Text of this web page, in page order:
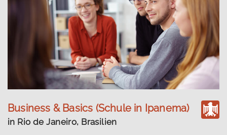
Business & Basics (Schule in Ipanema)
in Rio de Janeiro, Brasilien